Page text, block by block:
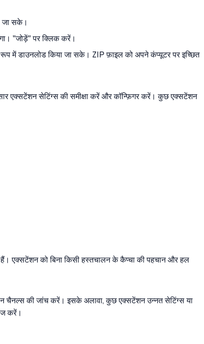
जा सके।
"जोड़ें" पर क्लिक करें।
में डाउनलोड किया जा सके। ZIP फ़ाइल को अपने कंप्यूटर पर इच्छित
एक्सटेंशन सेटिंग्स की समीक्षा करें और कॉन्फ़िगर करें। कुछ एक्सटेंशन
एक्सटेंशन को बिना किसी हस्तचालन के कैप्चा की पहचान और हल
चैनल्स की जांच करें। इसके अलावा, कुछ एक्सटेंशन उन्नत सेटिंग्स या
करें।